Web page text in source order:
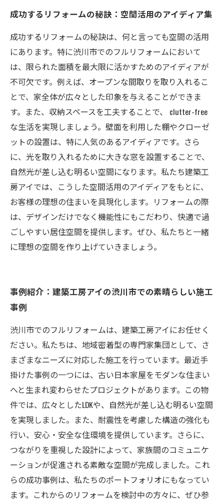
成功するリフォームの秘訣：空間活用のアイディア集
成功するリフォームの秘訣は、何と言っても空間の活用
にあります。特に渋川市でのフルリフォームにおいて
は、限られた面積を最大限に活かすためのアイディアが
不可欠です。例えば、オープンな間取りを取り入れるこ
とで、家全体が広々とした印象を与えることができま
す。また、収納スペースを工夫することで、 clutter-free
な生活を実現しましょう。壁面を利用した棚やクローゼ
ットの設置は、特に人気のあるアイディアです。さら
に、光を取り入れるために大きな窓を設置することで、
自然光が差し込む明るい空間になります。私たち建築工
房アイでは、こうした空間活用のアイディアをもとに、
お客様の理想の住まいを具現化します。リフォームの際
は、デザインだけでなく機能性にもこだわり、快適で過
ごしやすい居住空間を提供します。ぜひ、私たちと一緒
に理想の空間を作り上げていきましょう。
事例紹介：建築工房アイの渋川市での素晴らしい施工
事例
渋川市でのフルリフォームは、建築工房アイにお任せく
ださい。私たちは、地域密着型の専門家集団として、さ
まざまなニーズに対応した施工を行っています。最近手
掛けた事例の一つには、古い日本家屋をモダンな住まい
へと生まれ変わらせたプロジェクトがあります。この物
件では、広々としたLDKや、自然光が差し込む明るい空間
を実現しました。また、耐震性を考慮した構造の強化も
行い、安心・安全な住環境を提供しています。さらに、
つながりを重視した設計によって、家族間のコミュニケ
ーションが促進される素敵な空間が完成しました。これ
らの成功事例は、私たちのポートフォリオにもなってい
ます。これからのリフォームを検討中の方々に、ぜひ参